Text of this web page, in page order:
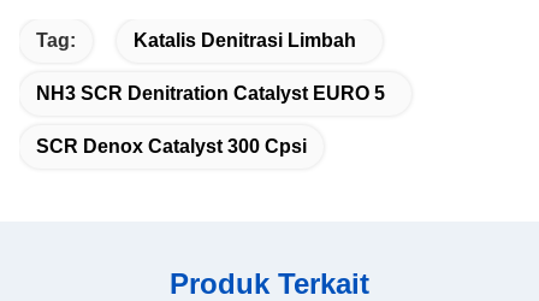
Tag: Katalis Denitrasi Limbah
NH3 SCR Denitration Catalyst EURO 5
SCR Denox Catalyst 300 Cpsi
Produk Terkait